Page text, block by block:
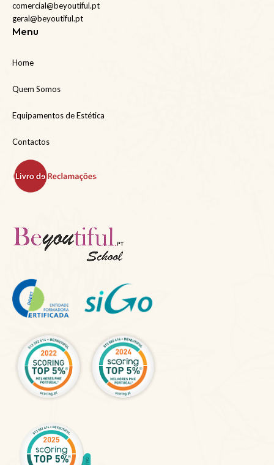
comercial@beyoutiful.pt
geral@beyoutiful.pt
Menu
Home
Quem Somos
Equipamentos de Estética
Contactos